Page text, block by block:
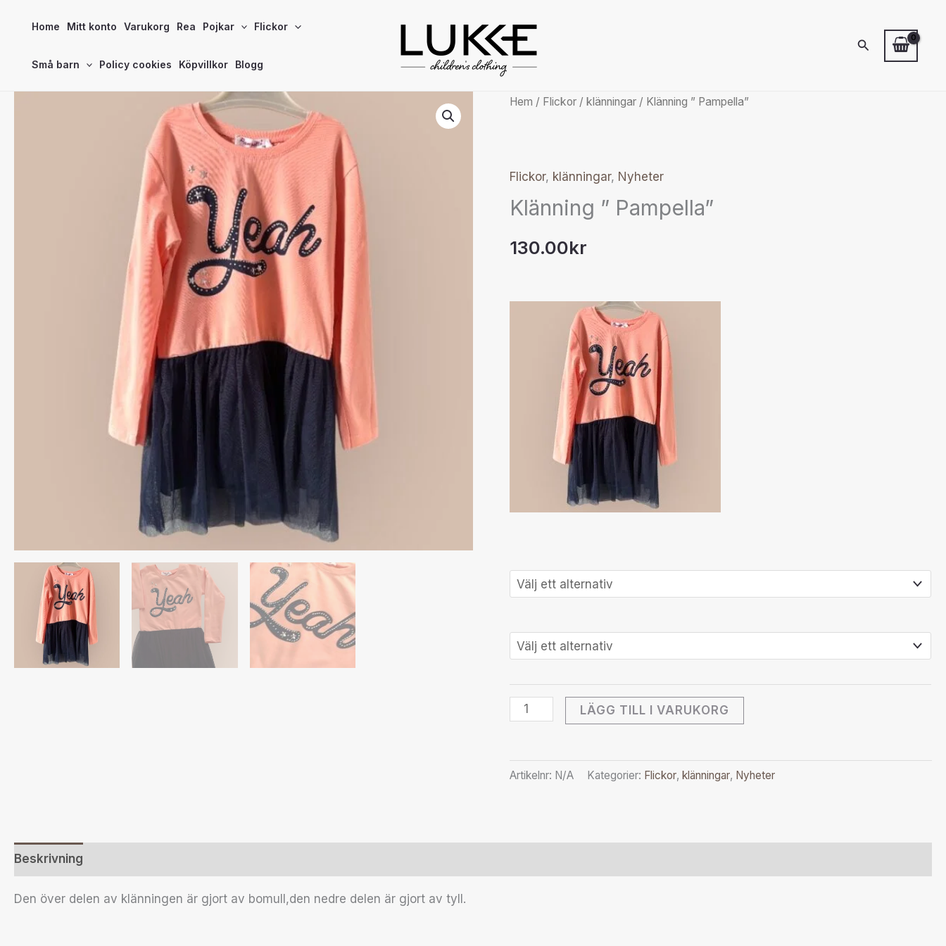
Home Mitt konto Varukorg Rea Pojkar Flickor
Små barn Policy cookies Köpvillkor Blogg
Sök
Hem / Flickor /klänningar / Klänning ” Pampella”
Flickor, klänningar, Nyheter
Klänning ” Pampella”
130.00kr
Klänning
LÄGG TILL I VARUKORG
Artikelnr: N/A Kategorier: Flickor, klänningar, Nyheter
Beskrivning
Den över delen av klänningen är gjort av bomull,den nedre delen är gjort av tyll.